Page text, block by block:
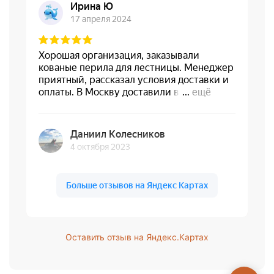
Оставить отзыв на Яндекс.Картах